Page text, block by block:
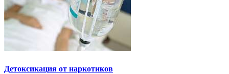
Детоксикация от наркотиков